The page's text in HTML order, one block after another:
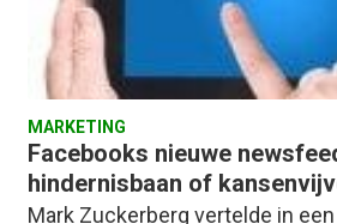
MARKETING
Facebooks nieuwe
hindernisbaan of
Mark Zuckerberg vertelde in